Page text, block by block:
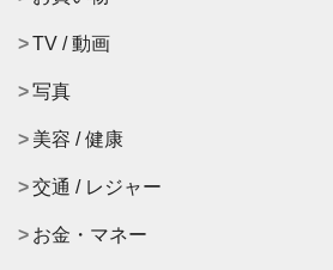
TV / 動画
写真
美容 / 健康
交通 / レジャー
お金・マネー